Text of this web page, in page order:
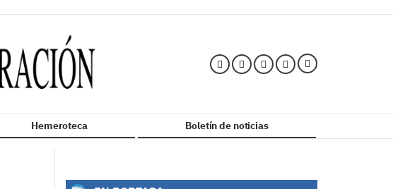
Hemeroteca Boletín de noticias